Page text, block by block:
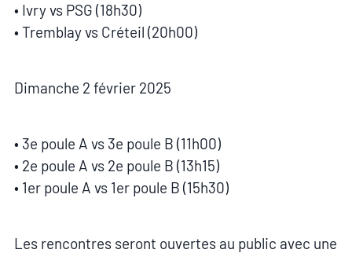
• Ivry vs PSG (18h30)
• Tremblay vs Créteil (20h00)
Dimanche 2 février 2025
• 3e poule A vs 3e poule B (11h00)
• 2e poule A vs 2e poule B (13h15)
• 1er poule A vs 1er poule B (15h30)
Les rencontres seront ouvertes au public avec une